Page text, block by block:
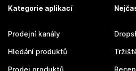
Kategorie aplikací
Prodejní kanály
Hledání produktů